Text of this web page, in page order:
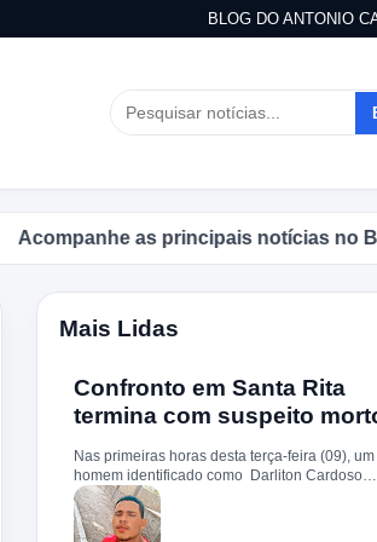
BLOG DO ANTONIO
as principais notícias no Blog
Mais Lidas
Confronto em Santa Rita
termina com suspeito
Nas primeiras horas desta terça-feira (09), um
homem identificado como Darliton Cardoso
Pereira morreu após confronto com a Polícia
Militar no povoado Timbotiba, zona rural de
Santa Rita. De acordo com a PM, os policiais